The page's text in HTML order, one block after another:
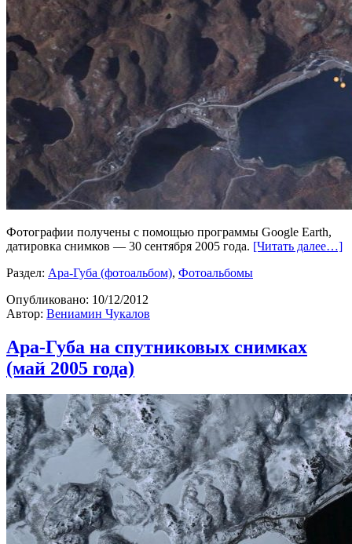
Фотографии получены с помощью программы Google Earth,
датировка снимков — 30 сентября 2005 года. [Читать далее…]
Раздел: Ара-Губа (фотоальбом), Фотоальбомы
Опубликовано: 10/12/2012
Автор: Вениамин Чукалов
Ара-Губа на спутниковых снимках
(май 2005 года)